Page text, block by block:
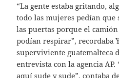
“La gente estaba gritando,
todo las mujeres pedían que
las puertas porque el
podían respirar”, recordaba
superviviente guatemalteca
entrevista con la agencia AP.
aquí sude y sude”, contaba